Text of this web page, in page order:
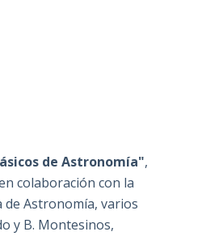
de Astronomía",
colaboración con la
de Astronomía, varios
y B. Montesinos,